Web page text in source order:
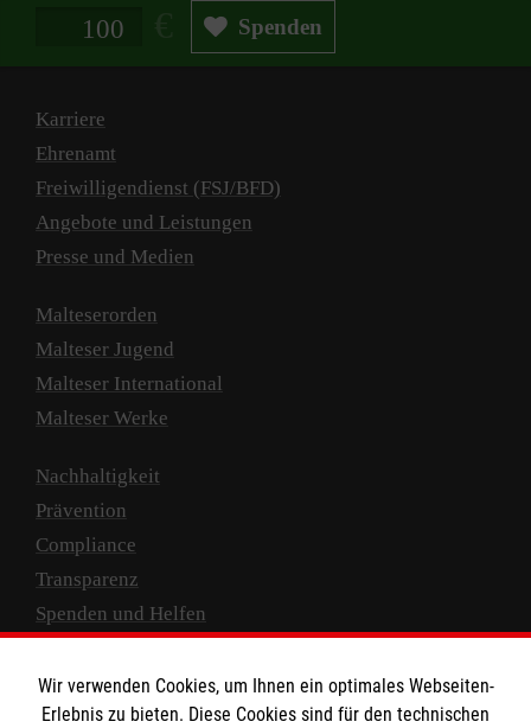
Spendenbetrag in Euro Spenden
Karriere
Ehrenamt
Freiwilligendienst (FSJ/BFD)
Angebote und Leistungen
Presse und Medien
Malteserorden
Malteser Jugend
Malteser International
Malteser Werke
Nachhaltigkeit
Prävention
Compliance
Transparenz
Spenden und Helfen
Empfänger: Malteser Hilfsdienst e.V.
Wir verwenden Cookies, um Ihnen ein optimales Webseiten-
Erlebnis zu bieten. Diese Cookies sind für den technischen